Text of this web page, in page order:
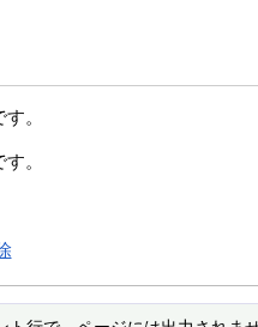
。
。